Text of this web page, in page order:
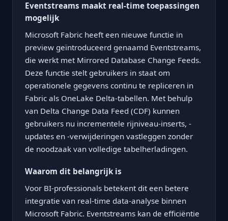
Eventstreams maakt real-time toepassingen
mogelijk
Microsoft Fabric heeft een nieuwe functie in
preview geïntroduceerd genaamd Eventstreams,
die werkt met Mirrored Database Change Feeds.
Deze functie stelt gebruikers in staat om
operationele gegevens continu te repliceren in
Fabric als OneLake Delta-tabellen. Met behulp
van Delta Change Data Feed (CDF) kunnen
gebruikers nu incrementele rijniveau-inserts, -
updates en -verwijderingen vastleggen zonder
de noodzaak van volledige tabelherladingen.
Waarom dit belangrijk is
Voor BI-professionals betekent dit een betere
integratie van real-time data-analyse binnen
Microsoft Fabric. Eventstreams kan de efficiëntie